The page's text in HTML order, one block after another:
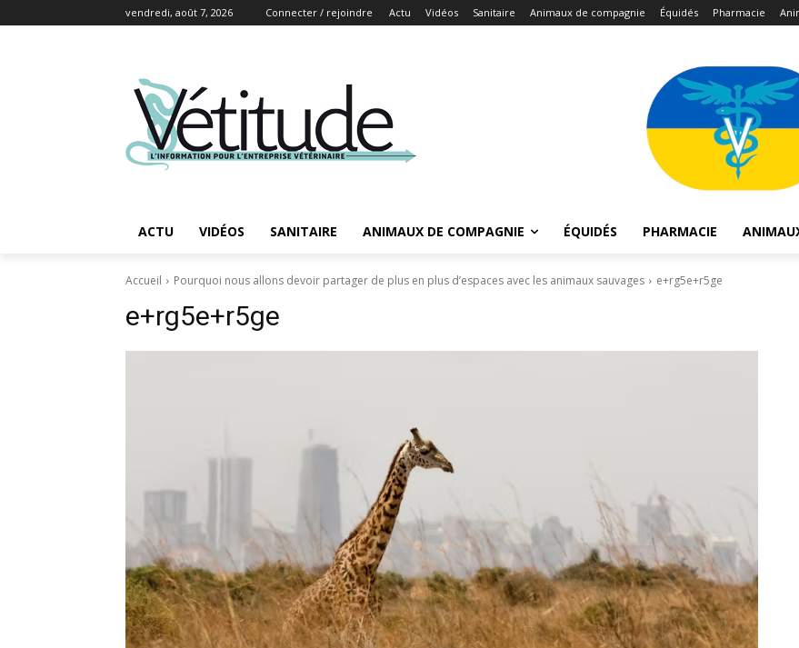
vendredi, août 7, 2026 Connecter / rejoindre Actu Vidéos Sanitaire Animaux de compagnie Équidés Pharmacie
ACTU VIDÉOS SANITAIRE ANIMAUX DE COMPAGNIE ÉQUIDÉS PHARMACIE
Accueil Pourquoi nous allons devoir partager de plus en plus d’espaces avec les animaux sauvages e+rg5e+r5ge
e+rg5e+r5ge